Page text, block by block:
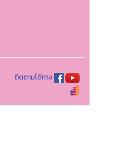
ติดตามได้ทาง